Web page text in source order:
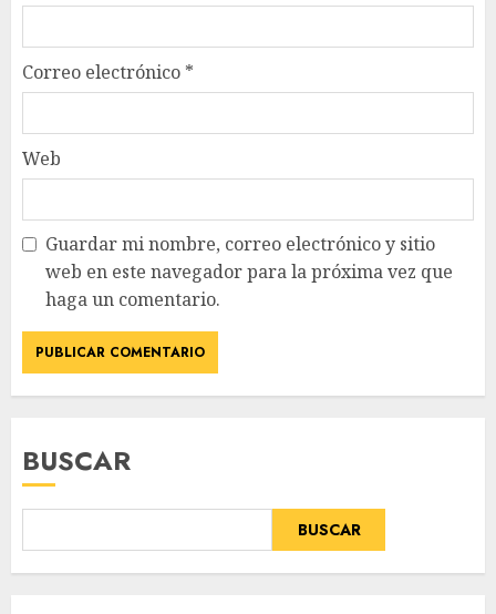
Correo electrónico *
Web
Guardar mi nombre, correo electrónico y sitio
web en este navegador para la próxima vez que
haga un comentario.
BUSCAR
BUSCAR